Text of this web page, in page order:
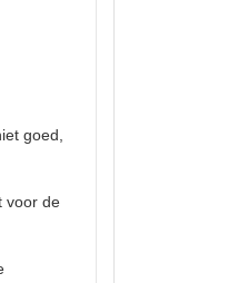
goed,
voor de